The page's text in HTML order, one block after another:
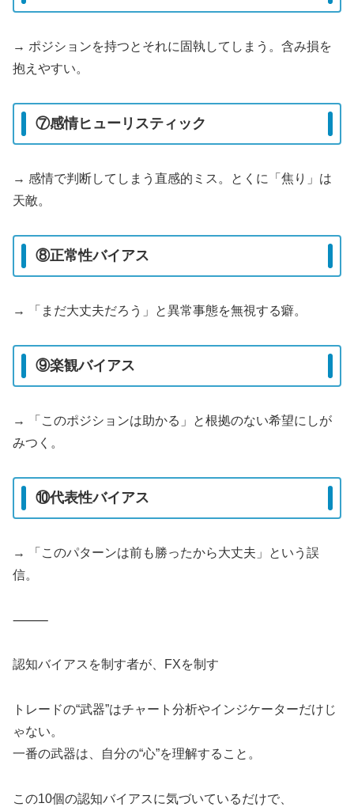
→ ポジションを持つとそれに固執してしまう。含み損を
抱えやすい。
⑦感情ヒューリスティック
→ 感情で判断してしまう直感的ミス。とくに「焦り」は
天敵。
⑧正常性バイアス
→ 「まだ大丈夫だろう」と異常事態を無視する癖。
⑨楽観バイアス
→ 「このポジションは助かる」と根拠のない希望にしが
みつく。
⑩代表性バイアス
→ 「このパターンは前も勝ったから大丈夫」という誤
信。
⸻
認知バイアスを制す者が、FXを制す
トレードの“武器”はチャート分析やインジケーターだけじ
ゃない。
一番の武器は、自分の“心”を理解すること。
この10個の認知バイアスに気づいているだけで、